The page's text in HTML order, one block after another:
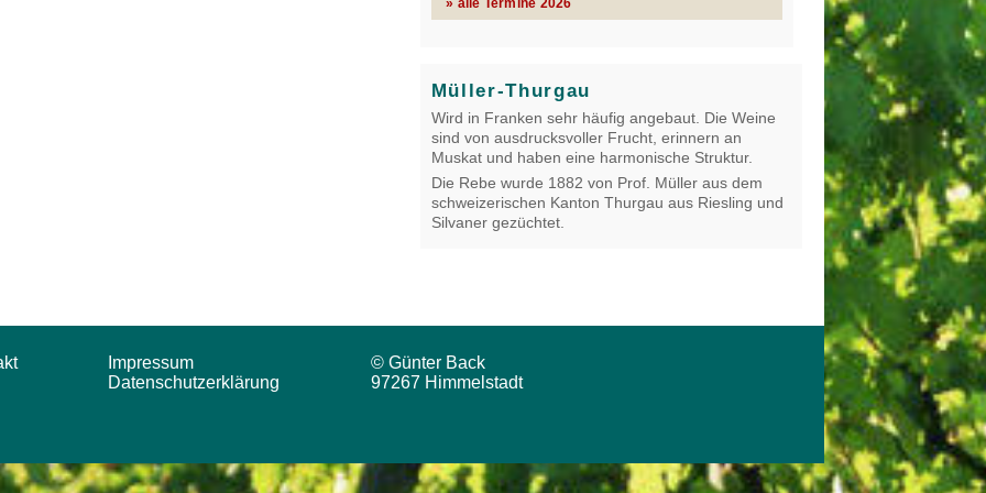
» alle Termine 2026
Müller-Thurgau
Wird in Franken sehr häufig angebaut. Die Weine
sind von ausdrucksvoller Frucht, erinnern an
Muskat und haben eine harmonische Struktur.
Die Rebe wurde 1882 von Prof. Müller aus dem
schweizerischen Kanton Thurgau aus Riesling und
Silvaner gezüchtet.
Impressum
Datenschutzerklärung
© Günter Back
97267 Himmelstadt